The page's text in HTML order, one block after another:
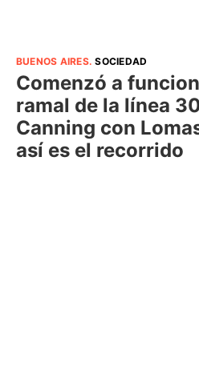
BUENOS AIRES.SOCIEDAD
Comenzó a
ramal de la línea
Canning con
así es el recorrido